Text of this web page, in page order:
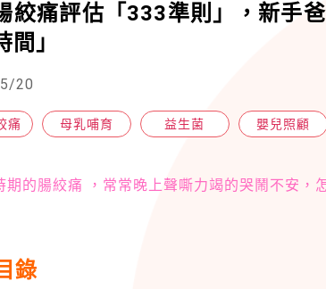
絞痛評估「333準則」，新手
間」
20
痛 母乳哺育 益生菌 嬰兒照顧
期的腸絞痛 ，常常晚上聲嘶力竭的哭鬧不安，
錄